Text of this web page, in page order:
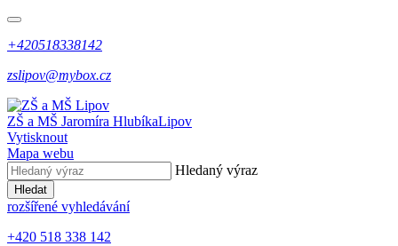
+420518338142
zslipov@mybox.cz
ZŠ a MŠ Jaromíra HlubíkaLipov
Vytisknout
Mapa webu
Hledaný výraz
Hledat
rozšířené vyhledávání
+420 518 338 142